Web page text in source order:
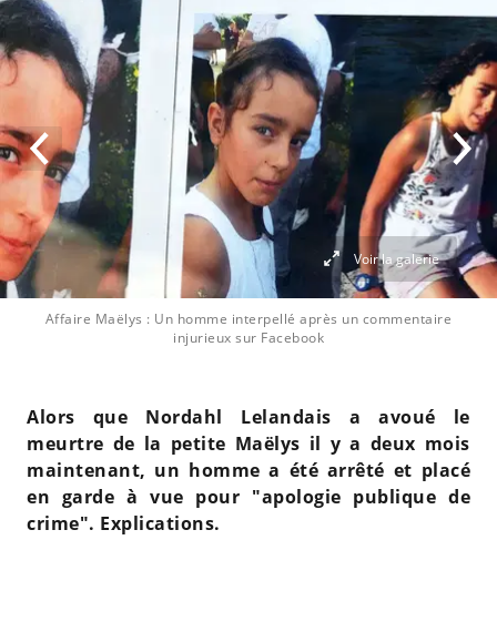
Affaire Maëlys : Un homme interpellé après un commentaire
injurieux sur Facebook
Voir la galerie
Alors que Nordahl Lelandais a avoué le
meurtre de la petite Maëlys il y a deux mois
maintenant, un homme a été arrêté et placé
en garde à vue pour "apologie publique de
crime". Explications.